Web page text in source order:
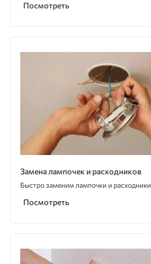
Посмотреть
Замена лампочек и расходников
Быстро заменим лампочки и расходники
Посмотреть